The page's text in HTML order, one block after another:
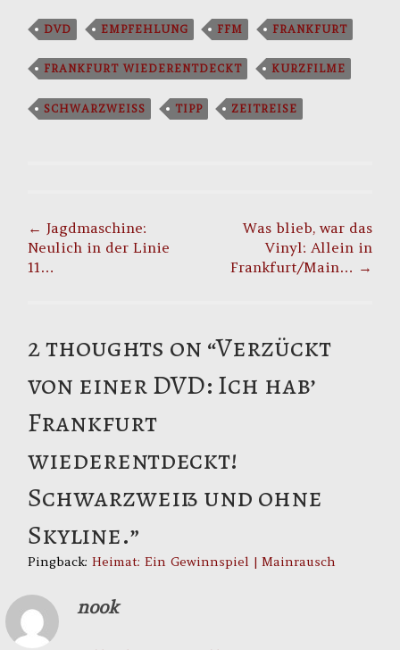
DVD EMPFEHLUNG FFM FRANKFURT
FRANKFURT WIEDERENTDECKT KURZFILME
SCHWARZWEISS TIPP ZEITREISE
navigation
← Jagdmaschine:
Neulich in der Linie
11…
Was blieb, war das
Vinyl: Allein in
Frankfurt/Main… →
2 thoughts on “Verzückt
von einer DVD: Ich hab’
Frankfurt
wiederentdeckt!
Schwarzweiß und ohne
Skyline.”
Pingback:Heimat: Ein Gewinnspiel | Mainrausch
nook